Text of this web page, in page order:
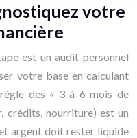
votre
est un audit personnel
votre base en calculant
des « 3 à 6 mois de
crédits, nourriture) est un
argent doit rester liquide